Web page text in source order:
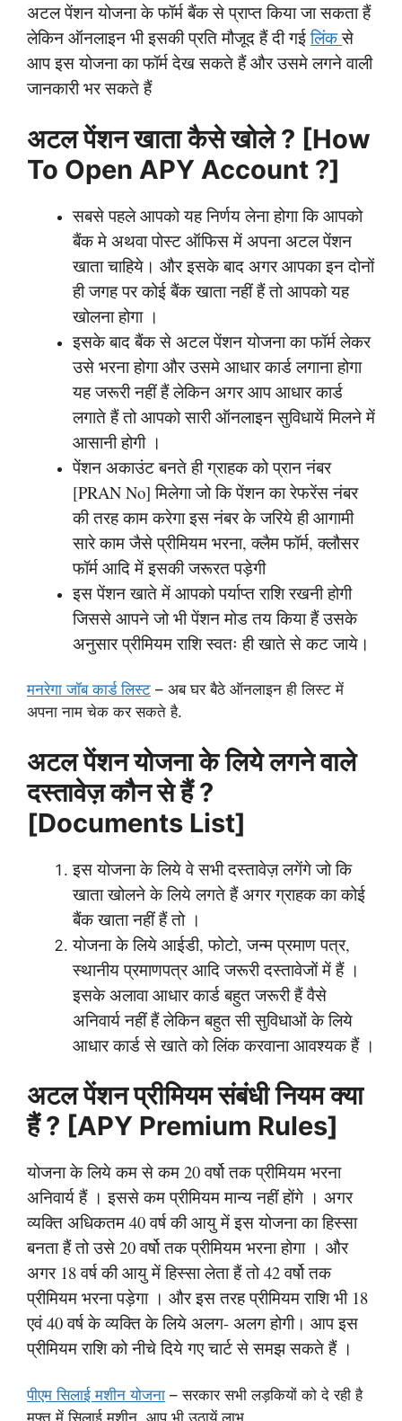
अटल पेंशन योजना के फॉर्म बैंक से प्राप्त किया जा सकता हैं
लेकिन ऑनलाइन भी इसकी प्रति मौजूद हैं दी गईलिंकसे
आप इस योजना का फॉर्म देख सकते हैं और उसमे लगने वाली
जानकारी भर सकते हैं
अटल पेंशन खाता कैसे खोले ? [How
To Open APY Account ?]
सबसे पहले आपको यह निर्णय लेना होगा कि आपको
बैंक मे अथवा पोस्ट ऑफिस में अपना अटल पेंशन
खाता चाहिये। और इसके बाद अगर आपका इन दोनों
ही जगह पर कोई बैंक खाता नहीं हैं तो आपको यह
खोलना होगा ।
इसके बाद बैंक से अटल पेंशन योजना का फॉर्म लेकर
उसे भरना होगा और उसमे आधार कार्ड लगाना होगा
यह जरूरी नहीं हैं लेकिन अगर आप आधार कार्ड
लगाते हैं तो आपको सारी ऑनलाइन सुविधायें मिलने में
आसानी होगी ।
पेंशन अकाउंट बनते ही ग्राहक को प्रान नंबर
[PRAN No] मिलेगा जो कि पेंशन का रेफरेंस नंबर
की तरह काम करेगा इस नंबर के जरिये ही आगामी
सारे काम जैसे प्रीमियम भरना, क्लैम फॉर्म, क्लौसर
फॉर्म आदि में इसकी जरूरत पड़ेगी
इस पेंशन खाते में आपको पर्याप्त राशि रखनी होगी
जिससे आपने जो भी पेंशन मोड तय किया हैं उसके
अनुसार प्रीमियम राशि स्वतः ही खाते से कट जाये।
मनरेगा जॉब कार्ड लिस्ट – अब घर बैठे ऑनलाइन ही लिस्ट में
अपना नाम चेक कर सकते है.
अटल पेंशन योजना के लिये लगने वाले
दस्तावेज़ कौन से हैं ?
[Documents List]
इस योजना के लिये वे सभी दस्तावेज़ लगेंगे जो कि
खाता खोलने के लिये लगते हैं अगर ग्राहक का कोई
बैंक खाता नहीं हैं तो ।
योजना के लिये आईडी, फोटो, जन्म प्रमाण पत्र,
स्थानीय प्रमाणपत्र आदि जरूरी दस्तावेजों में हैं ।
इसके अलावा आधार कार्ड बहुत जरूरी हैं वैसे
अनिवार्य नहीं हैं लेकिन बहुत सी सुविधाओं के लिये
आधार कार्ड से खाते को लिंक करवाना आवश्यक हैं ।
अटल पेंशन प्रीमियम संबंधी नियम क्या
हैं ? [APY Premium Rules]
योजना के लिये कम से कम 20 वर्षो तक प्रीमियम भरना
अनिवार्य हैं । इससे कम प्रीमियम मान्य नहीं होंगे । अगर
व्यक्ति अधिकतम 40 वर्ष की आयु में इस योजना का हिस्सा
बनता हैं तो उसे 20 वर्षो तक प्रीमियम भरना होगा । और
अगर 18 वर्ष की आयु में हिस्सा लेता हैं तो 42 वर्षो तक
प्रीमियम भरना पड़ेगा । और इस तरह प्रीमियम राशि भी 18
एवं 40 वर्ष के व्यक्ति के लिये अलग- अलग होगी। आप इस
प्रीमियम राशि को नीचे दिये गए चार्ट से समझ सकते हैं ।
पीएम सिलाई मशीन योजना – सरकार सभी लड़कियों को दे रही है
मुफ्त में सिलाई मशीन, आप भी उठायें लाभ.